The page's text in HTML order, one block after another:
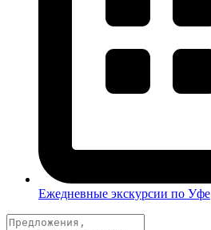
Ежедневные экскурсии по Уфе